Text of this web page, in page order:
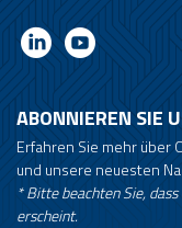
ABONNIEREN SIE
Erfahren Sie mehr über
und unsere neuesten
* Bitte beachten Sie,
erscheint.